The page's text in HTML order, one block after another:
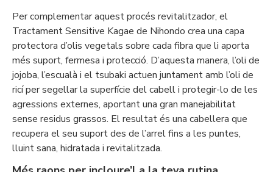
Per complementar aquest procés revitalitzador, el
Tractament Sensitive Kagae de Nihondo crea una capa
protectora d’olis vegetals sobre cada fibra que li aporta
més suport, fermesa i protecció. D’aquesta manera, l’oli de
jojoba, l’escualà i el tsubaki actuen juntament amb l’oli de
ricí per segellar la superfície del cabell i protegir-lo de les
agressions externes, aportant una gran manejabilitat
sense residus grassos. El resultat és una cabellera que
recupera el seu suport des de l’arrel fins a les puntes,
lluint sana, hidratada i revitalitzada.